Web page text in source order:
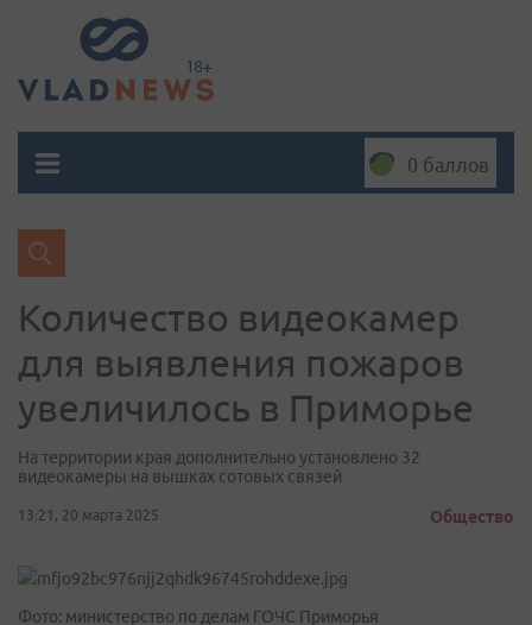
0 баллов
Количество видеокамер
для выявления пожаров
увеличилось в Приморье
На территории края дополнительно установлено 32
видеокамеры на вышках сотовых связей
13:21, 20 марта 2025 Общество
Фото: министерство по делам ГОЧС Приморья